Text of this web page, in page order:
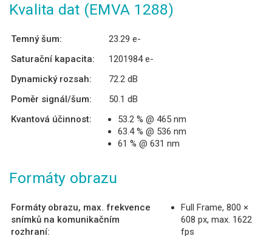
Kvalita dat (EMVA 1288)
Temný šum:
23.29 e-
Saturační kapacita:
1201984 e-
Dynamický rozsah:
72.2 dB
Poměr signál/šum:
50.1 dB
Kvantová účinnost:
53.2 % @ 465 nm
63.4 % @ 536 nm
61 % @ 631 nm
Formáty obrazu
Formáty obrazu, max. frekvence
snímků na komunikačním
rozhraní:
Full Frame, 800 ×
608 px, max. 1622
fps